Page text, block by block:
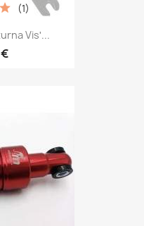
Visʹ...
(1)